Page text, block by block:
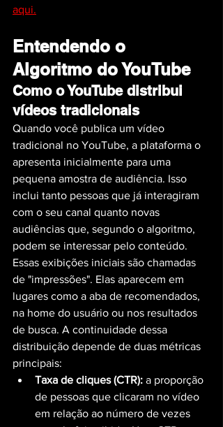
aqui.
Entendendo o
Algoritmo do YouTube
Como o YouTube distribui
vídeos tradicionais
Quando você publica um vídeo
tradicional no YouTube, a plataforma o
apresenta inicialmente para uma
pequena amostra de audiência. Isso
inclui tanto pessoas que já interagiram
com o seu canal quanto novas
audiências que, segundo o algoritmo,
podem se interessar pelo conteúdo.
Essas exibições iniciais são chamadas
de "impressões". Elas aparecem em
lugares como a aba de recomendados,
na home do usuário ou nos resultados
de busca. A continuidade dessa
distribuição depende de duas métricas
principais:
Taxa de cliques (CTR): a proporção
de pessoas que clicaram no vídeo
em relação ao número de vezes